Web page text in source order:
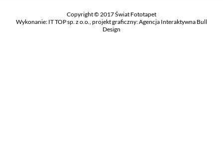
Copyright © 2017 Świat Fototapet
Wykonanie: IT TOP sp. z o.o. , projekt graficzny:Agencja Interaktywna Bull
Design